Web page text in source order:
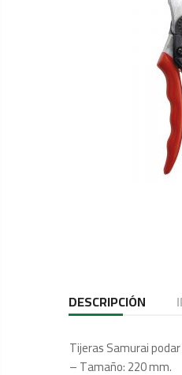
DESCRIPCIÓN
Tijeras Samurai
– Tamaño: 220 mm.